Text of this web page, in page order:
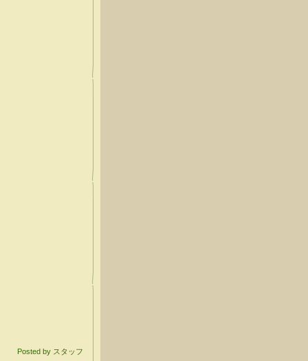
Posted by スタッフ